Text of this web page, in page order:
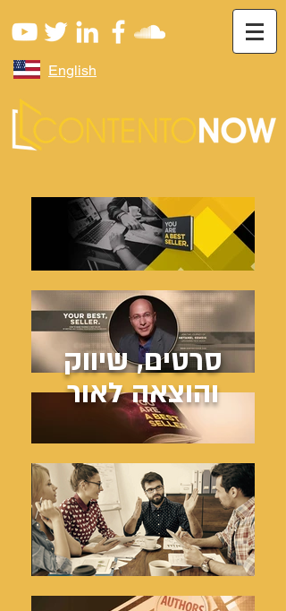
English
סרטים, שיווק
והוצאה לאור